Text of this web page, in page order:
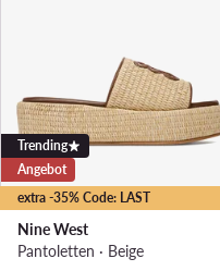
extra -35% Code: LAST
Trending
Angebot
Nine West
Pantoletten · Beige